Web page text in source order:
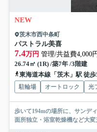
NEW
茨木市西中条町
パストラル美喜
7.4万円 管理/共益費4,000
26.74㎡ (1R) /築7年 /3階建
東海道本線「茨木」駅 徒
駐輪場 オートロック 光
歩いて194mの場所に、サンデ
面所独立・浴室乾燥機など大